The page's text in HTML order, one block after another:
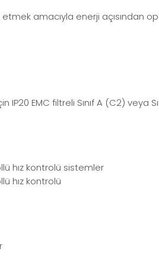
amacıyla enerji açısından
EMC filtreli Sınıf A (C2) veya
hız kontrolü sistemler
hız kontrolü